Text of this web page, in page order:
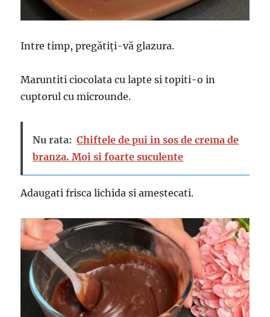
Intre timp, pregătiți-vă glazura.
Maruntiti ciocolata cu lapte si topiti-o in
cuptorul cu microunde.
Nu rata: Chiftele de pui in sos de crema de
branza. Moi si foarte suculente
Adaugati frisca lichida si amestecati.